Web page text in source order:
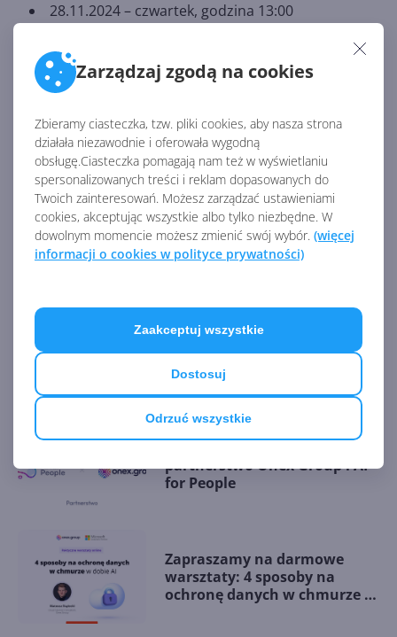
Zarządzaj zgodą na cookies
Zbieramy ciasteczka, tzw. pliki cookies, aby nasza strona
działała niezawodnie i oferowała wygodną
obsługę.Ciasteczka pomagają nam też w wyświetlaniu
spersonalizowanych treści i reklam dopasowanych do
Twoich zainteresowań. Możesz zarządzać ustawieniami
cookies, akceptując wszystkie albo tylko niezbędne. W
dowolnym momencie możesz zmienić swój wybór. (więcej
informacji o cookies w polityce prywatności)
Odrzuć wszystkie
Dostosuj
Zaakceptuj wszystkie
28.11.2024 – czwartek, godzina 13:00
10.12.2024 – wtorek, godzina 13:00
Jak dołączyć?
Aby wziąć udział w bezpłatnych warsztatach,
zarejestruj się i wybierz dogodny termin.
Link do rejestracji 👉 https://warsztaty-
bezpieczenstwo-w-chmurze.onexgroup.pl/
Microsoft 365 E3 czy E5. Który
pakiet wybrać? Zapraszamy
na darmowy webinar
partnerstwo Onex Group i AI
for People
Zapraszamy na darmowe
warsztaty: 4 sposoby na
ochronę danych w chmurze w